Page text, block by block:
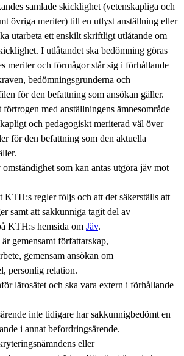
samlade skicklighet (vetenskapliga och
övriga meriter) till en utlyst anställning eller
utarbeta ett enskilt skriftligt utlåtande om
I utlåtandet ska bedömning göras
meriter och förmågor står sig i förhållande
bedömningsgrunderna och
för den befattning som ansökan gäller.
förtrogen med anställningens ämnesområde
och pedagogiskt meriterad väl över
för den befattning som den aktuella
som kan antas utgöra jäv mot
KTH:s regler följs och att det säkerställs att
samt att sakkunniga tagit del av
KTH:s hemsida om Jäv.
gemensamt författarskap,
gemensam ansökan om
personlig relation.
lärosätet och ska vara extern i förhållande
inte tidigare har sakkunnigbedömt en
i annat befordringsärende.
eller